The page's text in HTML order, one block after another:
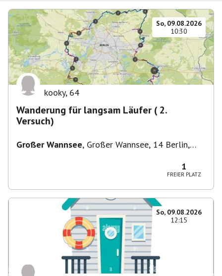
So, 09.08.2026
10:30
kooky, 64
Wanderung für langsam Läufer ( 2.
Versuch)
Großer Wannsee, Großer Wannsee, 14 Berlin,
1
FREIER PLATZ
So, 09.08.2026
12:15